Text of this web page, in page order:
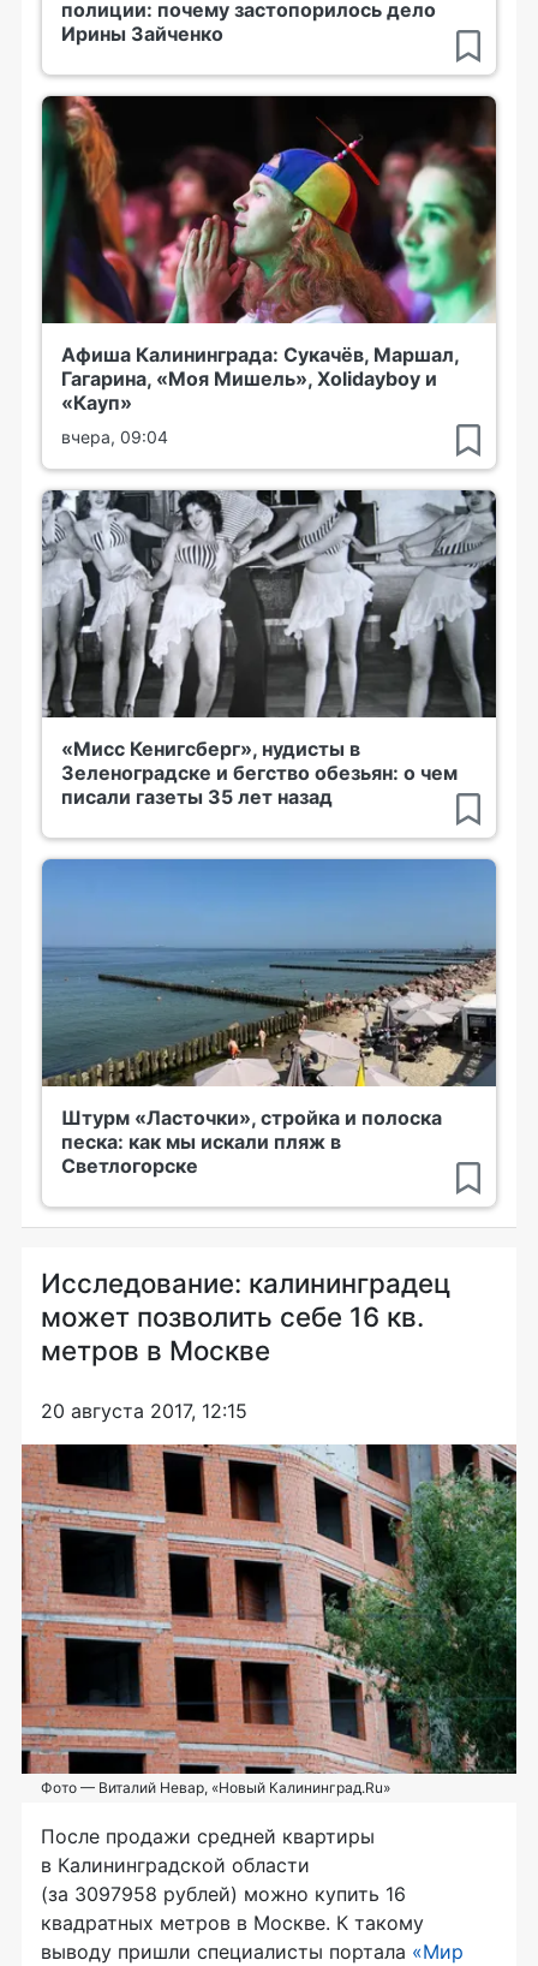
полиции: почему застопорилось дело
Ирины Зайченко
Афиша Калининграда: Сукачёв, Маршал,
Гагарина, «Моя Мишель», Xolidayboy и
«Кауп»
вчера, 09:04
«Мисс Кенигсберг», нудисты в
Зеленоградске и бегство обезьян: о чем
писали газеты 35 лет назад
Штурм «Ласточки», стройка и полоска
песка: как мы искали пляж в
Светлогорске
Исследование: калининградец
может позволить себе 16 кв.
метров в Москве
20 августа 2017, 12:15
Фото — Виталий Невар, «Новый Калининград.Ru»
После продажи средней квартиры
в Калининградской области
(за 3097958 рублей) можно купить 16
квадратных метров в Москве. К такому
выводу пришли специалисты портала «Мир